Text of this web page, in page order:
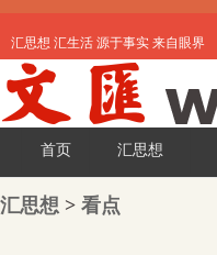
汇思想 汇生活 源于事实 来自眼界
首页 汇思想
汇思想 > 看点